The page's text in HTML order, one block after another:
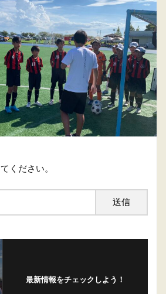
ください。
最新情報をチェックしよう！